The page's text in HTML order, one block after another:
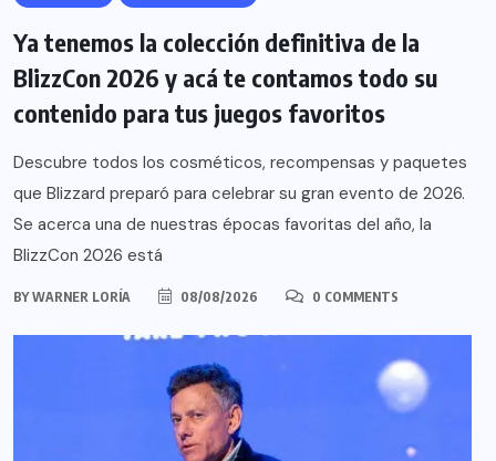
Ya tenemos la colección definitiva de la
BlizzCon 2026 y acá te contamos todo su
contenido para tus juegos favoritos
Descubre todos los cosméticos, recompensas y paquetes
que Blizzard preparó para celebrar su gran evento de 2026.
Se acerca una de nuestras épocas favoritas del año, la
BlizzCon 2026 está
BYWARNER LORÍA 08/08/2026 0 COMMENTS